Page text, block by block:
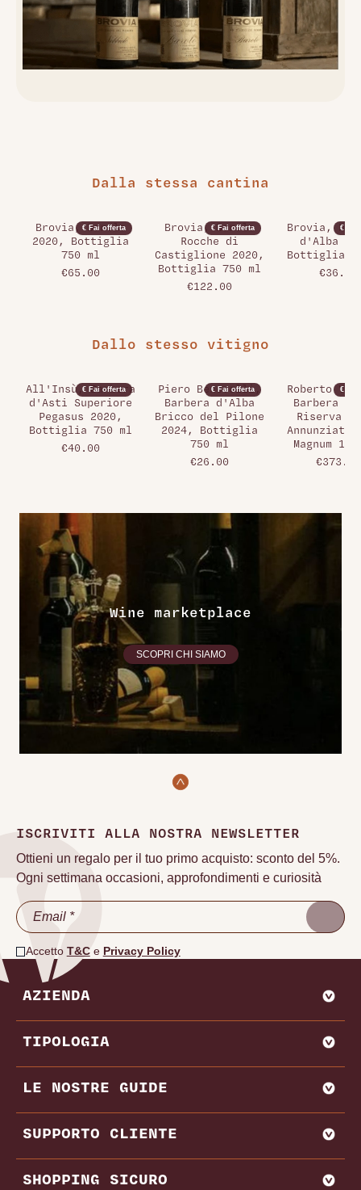
Dalla stessa cantina
€ Fai offerta
Brovia, Barolo
2020, Bottiglia
750 ml
€65.00
€ Fai offerta
Brovia, Barolo
Rocche di
Castiglione 2020,
Bottiglia 750 ml
€122.00
€ Fai
Brovia,
d'Alba
Bottiglia
€36.00
Dallo stesso vitigno
€ Fai offerta
All'Insù, Barbera
d'Asti Superiore
Pegasus 2020,
Bottiglia 750 ml
€40.00
€ Fai offerta
Piero Benevelli,
Barbera d'Alba
Bricco del Pilone
2024, Bottiglia
750 ml
€26.00
€ Fai
Roberto
Barbera
Riserva
Annunziata
Magnum
€373.00
Wine marketplace
SCOPRI CHI SIAMO
ISCRIVITI ALLA NOSTRA NEWSLETTER
Ottieni un regalo per il tuo primo acquisto: sconto del 5%.
Ogni settimana occasioni, approfondimenti e curiosità
Accetto T&Ce Privacy Policy
AZIENDA
CHI SIAMO
VADEMECUM VINODOO
ENOWEB
VENDI CON NOI
TIPOLOGIA
AGLIANICO
AMARONE
BAROLO
BRUNELLO DI MONTALCINO
CHIANTI
LE NOSTRE GUIDE
MIGLIORI PRODUTTORI E CANTINE ITALIA
MIGLIORI PRODUTTORI E CANTINE FRANCIA
REGIONI VINICOLE
VITIGNI
SUPPORTO CLIENTE
CONTATTI
DOMANDE FREQUENTI
SHOPPING SICURO